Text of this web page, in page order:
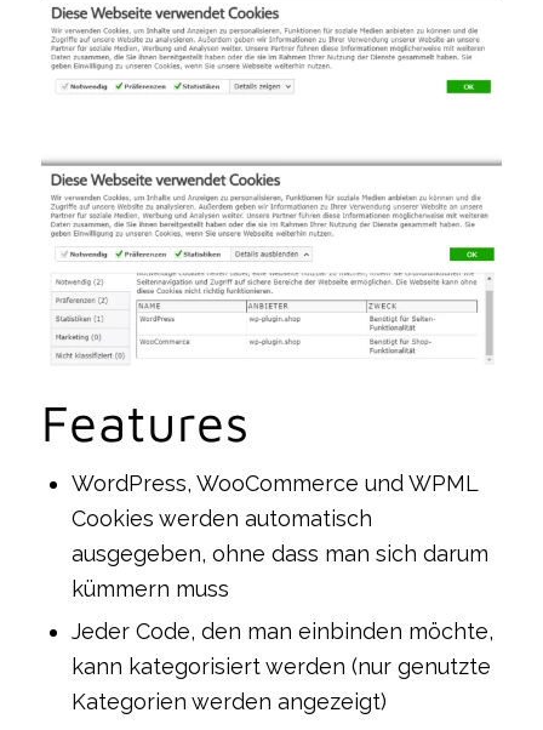
Features
WordPress, WooCommerce und WPML
Cookies werden automatisch
ausgegeben, ohne dass man sich darum
kümmern muss
Jeder Code, den man einbinden möchte,
kann kategorisiert werden (nur genutzte
Kategorien werden angezeigt)